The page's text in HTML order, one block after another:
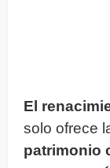
El
solo ofrece
patrimonio